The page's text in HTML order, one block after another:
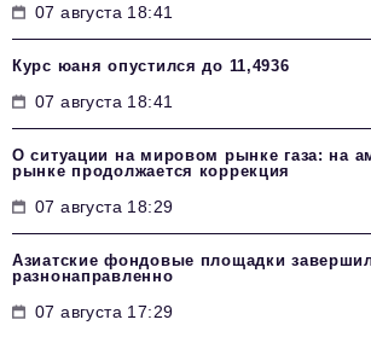
07 августа 18:41
Курс юаня опустился до 11,4936
07 августа 18:41
О ситуации на мировом рынке газа: на
рынке продолжается коррекция
07 августа 18:29
Азиатские фондовые площадки
разнонаправленно
07 августа 17:29